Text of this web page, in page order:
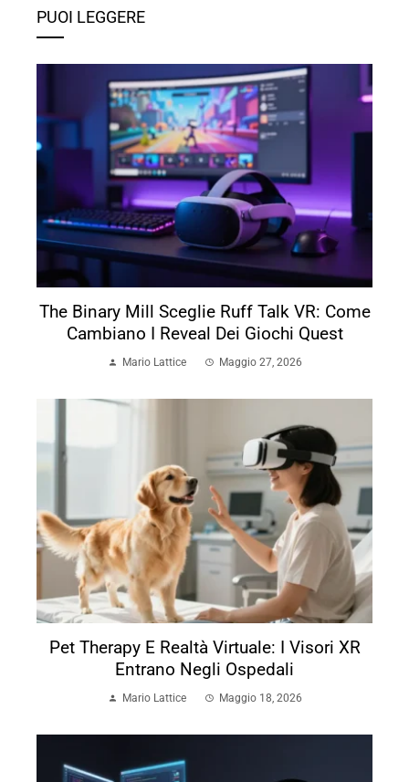
PUOI LEGGERE
The Binary Mill Sceglie Ruff Talk VR: Come
Cambiano I Reveal Dei Giochi Quest
Mario Lattice Maggio 27, 2026
Pet Therapy E Realtà Virtuale: I Visori XR
Entrano Negli Ospedali
Mario Lattice Maggio 18, 2026